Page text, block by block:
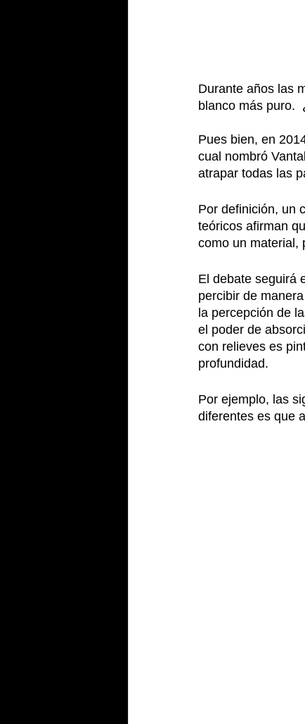
Durante años las
blanco más puro.
Pues bien, en
cual nombró
atrapar todas las
Por definición, un
teóricos afirman
como un material,
El debate seguirá
percibir de
la percepción de
el poder de
con relieves es
profundidad.
Por ejemplo, las
diferentes es que